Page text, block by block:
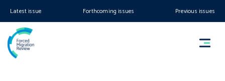
Latest issue Forthcoming issues Previous issues